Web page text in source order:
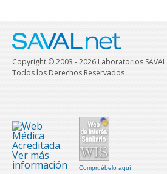
Copyright © 2003 - 2026 Laboratorios SAVAL
Todos los Derechos Reservados
Compruébelo aquí